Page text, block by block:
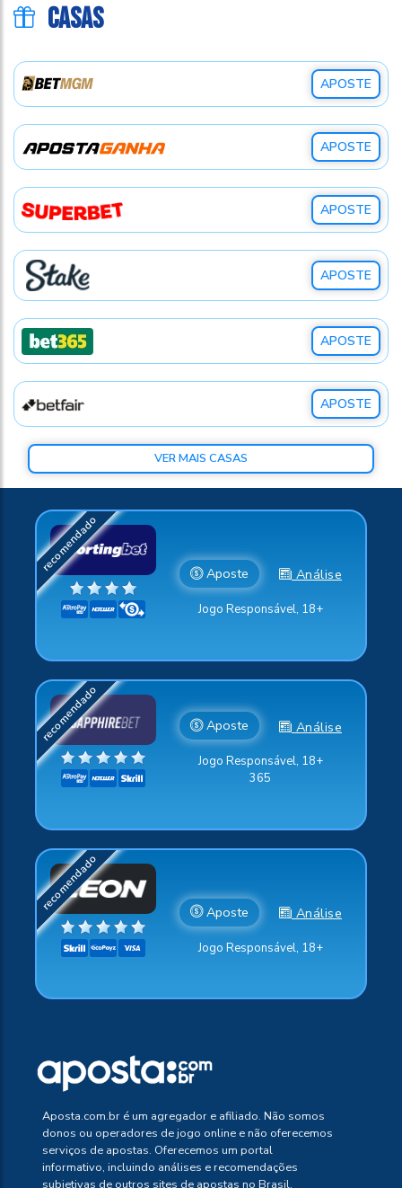
CASAS
APOSTE
APOSTE
APOSTE
APOSTE
APOSTE
APOSTE
VER MAIS CASAS
Aposte Análise
Jogo Responsável, 18+
Aposte Análise
Jogo Responsável, 18+
365
Aposte Análise
Jogo Responsável, 18+
Aposta.com.br é um agregador e afiliado. Não somos
donos ou operadores de jogo online e não oferecemos
serviços de apostas. Oferecemos um portal
informativo, incluindo análises e recomendações
subjetivas de outros sites de apostas no Brasil.